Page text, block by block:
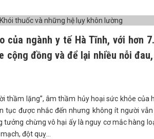
của ngành y tế Hà Tĩnh, với hơn
cộng đồng và để lại nhiều nỗi
thầm lặng”, âm thầm hủy hoại sức khỏe của
tục được nhắc đến nhưng không ít người
chừng vô hại ấy là nguy cơ mắc hàng
đột quỵ…